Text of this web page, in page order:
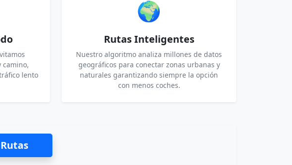
camino,
lento
🌍
Rutas Inteligentes
Nuestro algoritmo analiza millones de datos
geográficos para conectar zonas urbanas y
naturales garantizando siempre la opción
con menos coches.